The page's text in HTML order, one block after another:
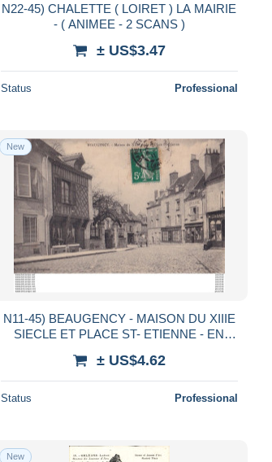
N22-45) CHALETTE ( LOIRET ) LA MAIRIE
- ( ANIMEE - 2 SCANS )
± US$3.47
Status Professional
New
N11-45) BEAUGENCY - MAISON DU XIIIE
SIECLE ET PLACE ST- ETIENNE - EN
± US$4.62
Status Professional
New